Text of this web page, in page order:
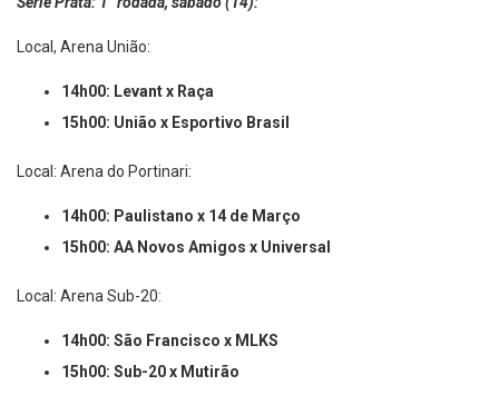
Série Prata: 1° rodada, sábado (14):
Local, Arena União:
14h00: Levant x Raça
15h00: União x Esportivo Brasil
Local: Arena do Portinari:
14h00: Paulistano x 14 de Março
15h00: AA Novos Amigos x Universal
Local: Arena Sub-20:
14h00: São Francisco x MLKS
15h00: Sub-20 x Mutirão